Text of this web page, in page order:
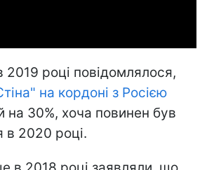
2019 році повідомлялося,
на кордоні з Росією
на 30%, хоча повинен був
в 2020 році.